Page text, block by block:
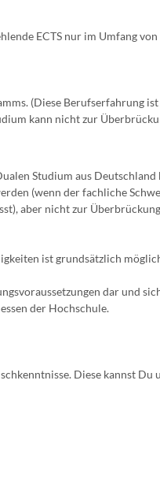
ECTS nur im Umfang von
(Diese Berufserfahrung
kann nicht zur
Studium aus Deutschland
(wenn der fachliche
aber nicht zur
ist grundsätzlich
dar und
der Hochschule.
Diese kannst Du